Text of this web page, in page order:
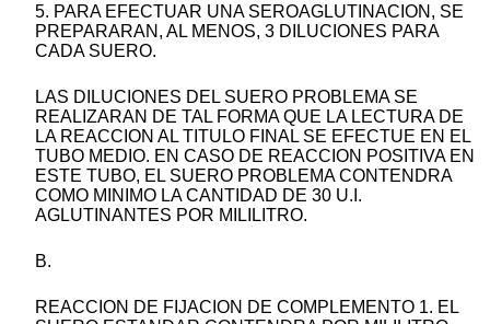
5. PARA EFECTUAR UNA SEROAGLUTINACION, SE
PREPARARAN, AL MENOS, 3 DILUCIONES PARA
CADA SUERO.
LAS DILUCIONES DEL SUERO PROBLEMA SE
REALIZARAN DE TAL FORMA QUE LA LECTURA DE
LA REACCION AL TITULO FINAL SE EFECTUE EN EL
TUBO MEDIO. EN CASO DE REACCION POSITIVA EN
ESTE TUBO, EL SUERO PROBLEMA CONTENDRA
COMO MINIMO LA CANTIDAD DE 30 U.I.
AGLUTINANTES POR MILILITRO.
B.
REACCION DE FIJACION DE COMPLEMENTO 1. EL